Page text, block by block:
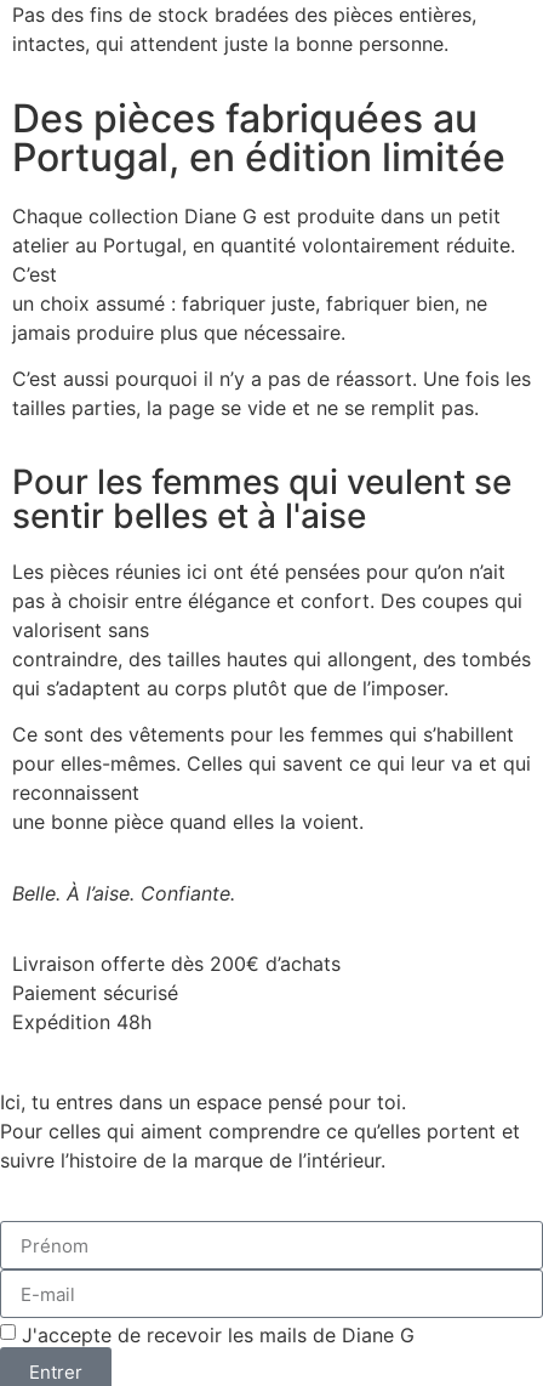
Pas des fins de stock bradées des pièces entières,
intactes, qui attendent juste la bonne personne.
Des pièces fabriquées au
Portugal, en édition limitée
Chaque collection Diane G est produite dans un petit
atelier au Portugal, en quantité volontairement réduite.
C’est
un choix assumé : fabriquer juste, fabriquer bien, ne
jamais produire plus que nécessaire.
C’est aussi pourquoi il n’y a pas de réassort. Une fois les
tailles parties, la page se vide et ne se remplit pas.
Pour les femmes qui veulent se
sentir belles et à l'aise
Les pièces réunies ici ont été pensées pour qu’on n’ait
pas à choisir entre élégance et confort. Des coupes qui
valorisent sans
contraindre, des tailles hautes qui allongent, des tombés
qui s’adaptent au corps plutôt que de l’imposer.
Ce sont des vêtements pour les femmes qui s’habillent
pour elles-mêmes. Celles qui savent ce qui leur va et qui
reconnaissent
une bonne pièce quand elles la voient.
Belle. À l’aise. Confiante.
Livraison offerte dès 200€ d’achats
Paiement sécurisé
Expédition 48h
Ici, tu entres dans un espace pensé pour toi.
Pour celles qui aiment comprendre ce qu’elles portent et
suivre l’histoire de la marque de l’intérieur.
J'accepte de recevoir les mails de Diane G
Entrer